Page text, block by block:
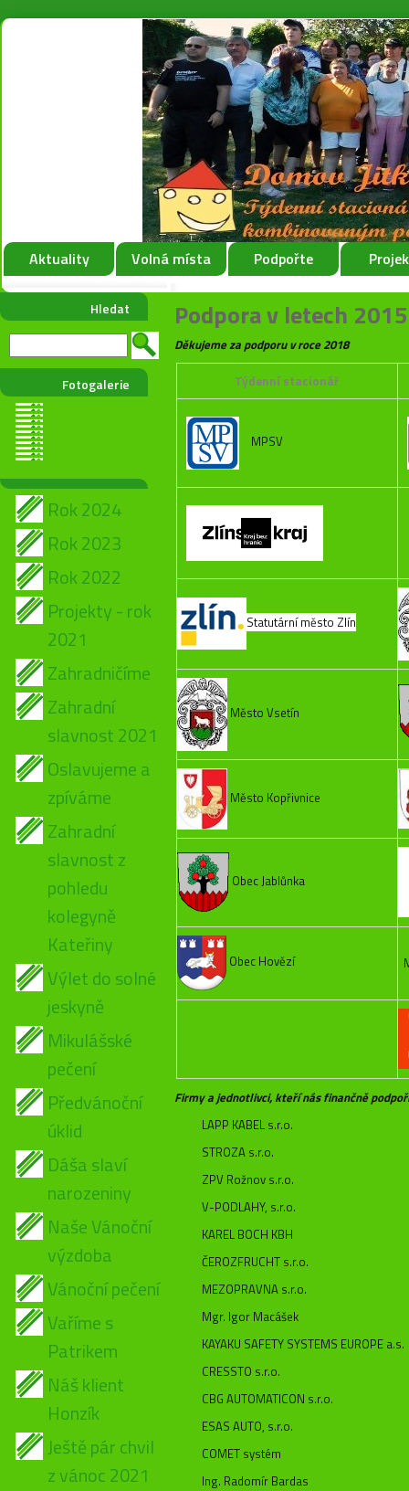
Aktuality Volná místa Podpořte
Hledat
Fotogalerie
Rok 2024
Rok 2023
Rok 2022
Projekty - rok
2021
Zahradničíme
Zahradní
slavnost 2021
Oslavujeme a
zpíváme
Zahradní
slavnost z
pohledu
kolegyně
Kateřiny
Výlet do solné
jeskyně
Mikulášské
pečení
Předvánoční
úklid
Dáša slaví
narozeniny
Naše Vánoční
výzdoba
Vánoční pečení
Vaříme s
Patrikem
Náš klient
Honzík
Ještě pár chvil
z vánoc 2021
Podpora v letech
Děkujeme za podporu v roce 2018
Týdenní stacionář
MPSV
Statutární město Zlín
Město Vsetín
Město Kopřivnice
Obec Jablůnka
Obec Hovězí
Firmy a jednotlivci, kteří nás finančně
LAPP KABEL s.r.o.
STROZA s.r.o.
ZPV Rožnov s.r.o.
V-PODLAHY, s.r.o.
KAREL BOCH KBH
ČEROZFRUCHT s.r.o.
MEZOPRAVNA s.r.o.
Mgr. Igor Macášek
KAYAKU SAFETY SYSTEMS EUROPE a.s.
CRESSTO s.r.o.
CBG AUTOMATICON s.r.o.
ESAS AUTO, s.r.o.
COMET systém
Ing. Radomír Bardas